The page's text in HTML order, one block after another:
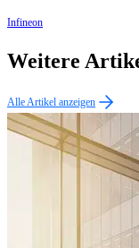
Infineon
Weitere
Alle Artikel anzeigen